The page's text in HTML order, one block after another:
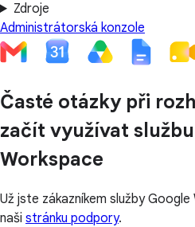
Zdroje
Administrátorská konzole
Časté otázky při
začít využívat
Workspace
Už jste zákazníkem služby
naši stránku podpory.